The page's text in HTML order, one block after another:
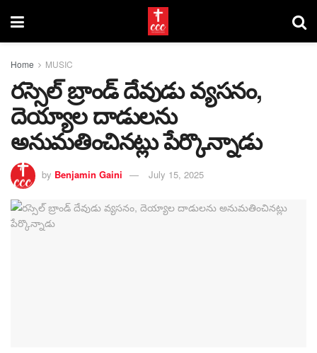
Home MUSIC
రస్సెల్ బ్రాండ్ దేవుడు వ్యసనం,
దెయ్యాల దాడులను
అనుమతించినట్లు పేర్కొన్నాడు
by Benjamin Gaini July 15, 2025